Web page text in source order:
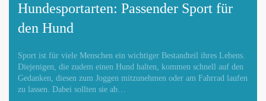
Hundesportarten: Passender Sport für
den Hund
Sport ist für viele Menschen ein wichtiger Bestandteil ihres Lebens.
Diejenigen, die zudem einen Hund halten, kommen schnell auf den
Gedanken, diesen zum Joggen mitzunehmen oder am Fahrrad laufen
zu lassen. Dabei sollten sie ab…